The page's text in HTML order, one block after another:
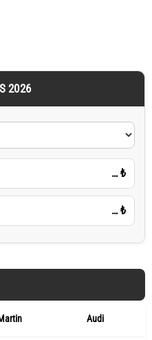
2026
… ₺
… ₺
Audi